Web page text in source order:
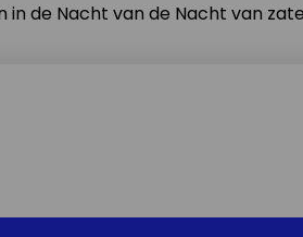
in de Nacht van de Nacht van